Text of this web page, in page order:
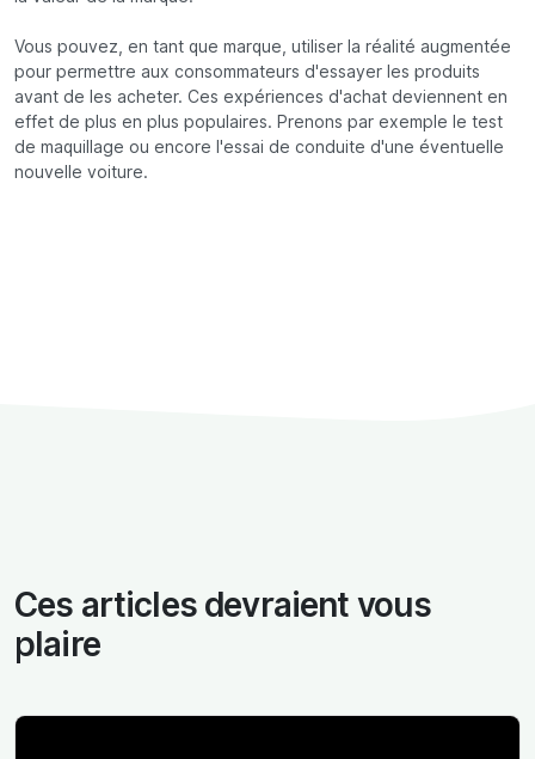
Vous pouvez, en tant que marque, utiliser la réalité augmentée
pour permettre aux consommateurs d'essayer les produits
avant de les acheter. Ces expériences d'achat deviennent en
effet de plus en plus populaires. Prenons par exemple le test
de maquillage ou encore l'essai de conduite d'une éventuelle
nouvelle voiture.
Ces articles devraient vous
plaire